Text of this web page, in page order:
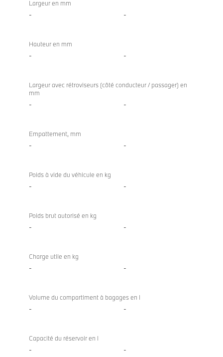
Largeur en mm
- -
Hauteur en mm
- -
Largeur avec rétroviseurs (côté conducteur / passager) en
mm
- -
Empattement, mm
- -
Poids à vide du véhicule en kg
- -
Poids brut autorisé en kg
- -
Charge utile en kg
- -
Volume du compartiment à bagages en l
- -
Capacité du réservoir en l
- -